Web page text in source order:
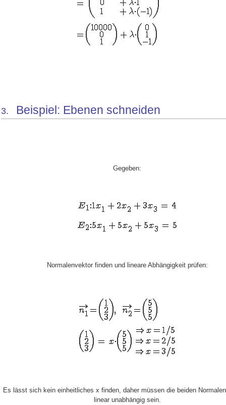
3. Beispiel: Ebenen schneiden
Gegeben:
Normalenvektor finden und lineare Abhängigkeit prüfen:
Es lässt sich kein einheitliches x finden, daher müssen die beiden
linear unabhängig sein.